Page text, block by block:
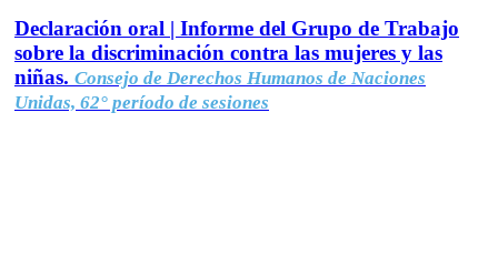
Declaración oral | Informe del Grupo de Trabajo
sobre la discriminación contra las mujeres y las
niñas. Consejo de Derechos Humanos de Naciones
Unidas, 62° período de sesiones